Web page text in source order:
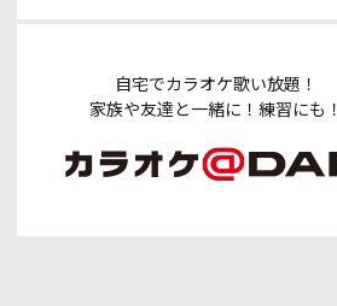
自宅でカラオケ歌い放題！
家族や友達と一緒に！練習にも！